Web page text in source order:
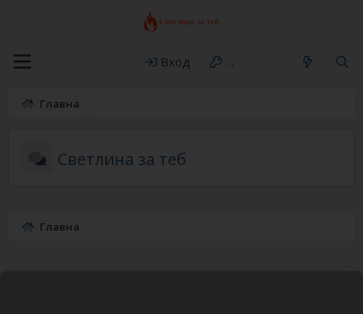
Вход Регистрация
Главна
Светлина за теб
Главна